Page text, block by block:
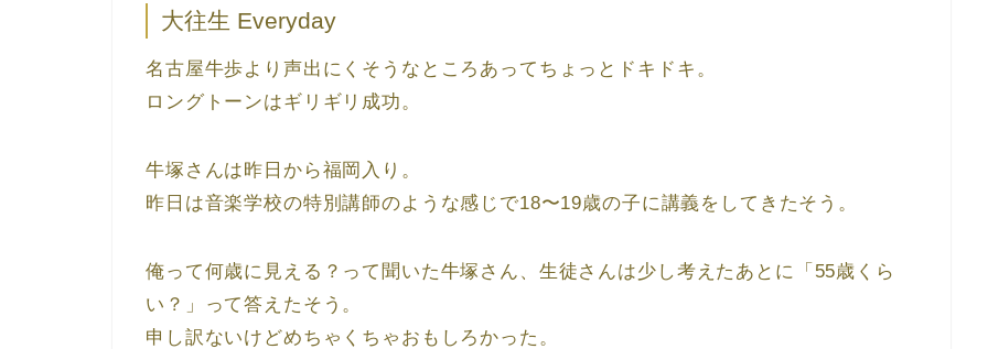
大往生 Everyday
名古屋牛歩より声出にくそうなところあってちょっとドキドキ。
ロングトーンはギリギリ成功。
牛塚さんは昨日から福岡入り。
昨日は音楽学校の特別講師のような感じで18〜19歳の子に講義をしてきたそう。
俺って何歳に見える？って聞いた牛塚さん、生徒さんは少し考えたあとに「55歳くら
い？」って答えたそう。
申し訳ないけどめちゃくちゃおもしろかった。